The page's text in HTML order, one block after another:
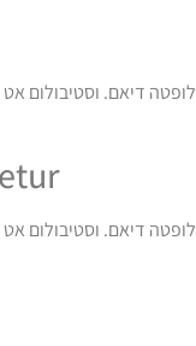
דיאם. וסטיבולום
דיאם. וסטיבולום